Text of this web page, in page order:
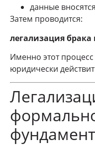
данные
Затем проводится:
легализация брака
Именно этот
юридически
фундамент